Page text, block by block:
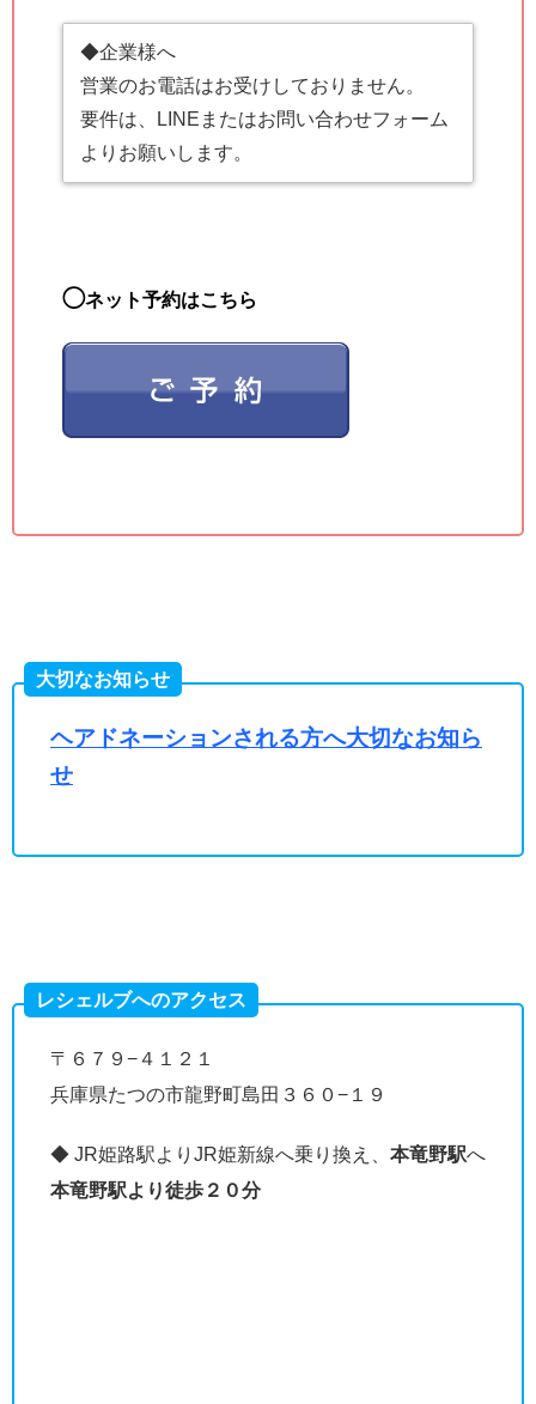
◆企業様へ
営業のお電話はお受けしておりません。
要件は、LINEまたはお問い合わせフォーム
よりお願いします。
◯ネット予約はこちら
大切なお知らせ
ヘアドネーションされる方へ大切なお知ら
せ
レシェルブへのアクセス
〒６７９−４１２１
兵庫県たつの市龍野町島田３６０−１９
◆ JR姫路駅よりJR姫新線へ乗り換え、 本竜野駅へ
本竜野駅より徒歩２０分